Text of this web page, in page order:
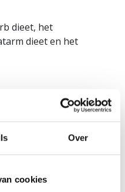
Over
cookies
dieet, het
dieet en het
direct zonlicht en buiten
evenwichtige
zijn belangrijk.
kan een laxerend